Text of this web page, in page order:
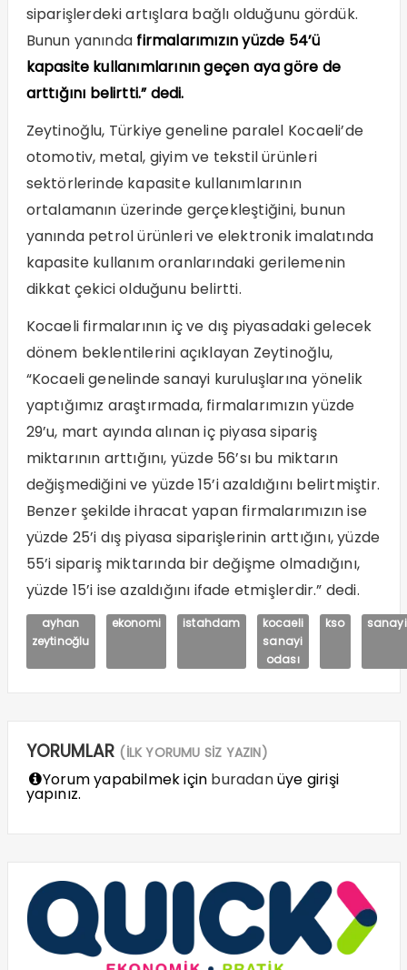
siparişlerdeki artışlara bağlı olduğunu gördük.
Bunun yanında firmalarımızın yüzde 54’ü
kapasite kullanımlarının geçen aya göre de
arttığını belirtti.” dedi.
Zeytinoğlu, Türkiye geneline paralel Kocaeli’de
otomotiv, metal, giyim ve tekstil ürünleri
sektörlerinde kapasite kullanımlarının
ortalamanın üzerinde gerçekleştiğini, bunun
yanında petrol ürünleri ve elektronik imalatında
kapasite kullanım oranlarındaki gerilemenin
dikkat çekici olduğunu belirtti.
Kocaeli firmalarının iç ve dış piyasadaki gelecek
dönem beklentilerini açıklayan Zeytinoğlu,
“Kocaeli genelinde sanayi kuruluşlarına yönelik
yaptığımız araştırmada, firmalarımızın yüzde
29’u, mart ayında alınan iç piyasa sipariş
miktarının arttığını, yüzde 56’sı bu miktarın
değişmediğini ve yüzde 15’i azaldığını belirtmiştir.
Benzer şekilde ihracat yapan firmalarımızın ise
yüzde 25’i dış piyasa siparişlerinin arttığını, yüzde
55’i sipariş miktarında bir değişme olmadığını,
yüzde 15’i ise azaldığını ifade etmişlerdir.” dedi.
ayhan
zeytinoğlu
ekonomi istahdam
kocaeli
sanayi
odası
kso sanayi
YORUMLAR (İLK YORUMU SİZ YAZIN)
Yorum yapabilmek için buradanüye girişi
yapınız.